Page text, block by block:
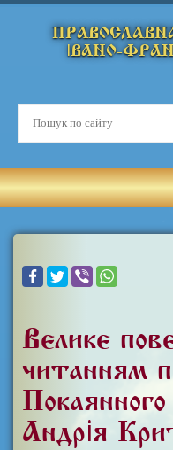
ІВАНО-
Велике
читанням
Андрія